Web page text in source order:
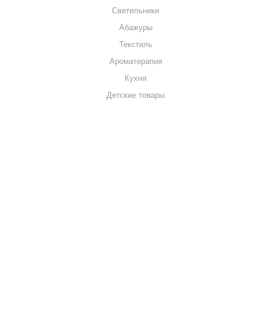
Светильники
Абажуры
Текстиль
Ароматерапия
Кухня
Детские товары